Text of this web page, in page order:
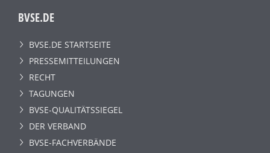
BVSE.DE
BVSE.DE STARTSEITE
PRESSEMITTEILUNGEN
RECHT
TAGUNGEN
BVSE-QUALITÄTSSIEGEL
DER VERBAND
BVSE-FACHVERBÄNDE